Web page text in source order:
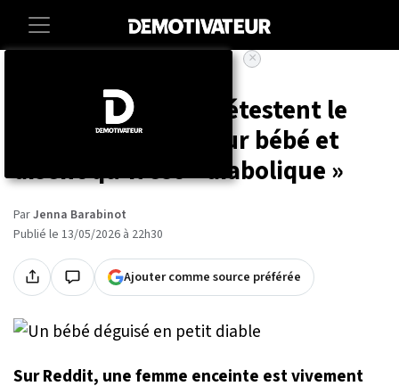
Tous ses proches détestent le
prénom de son futur bébé et
disent qu'il est « diabolique »
ParJenna Barabinot
Publié le 13/05/2026 à 22h30
Ajouter comme source préférée
Sur Reddit, une femme enceinte est vivement
×